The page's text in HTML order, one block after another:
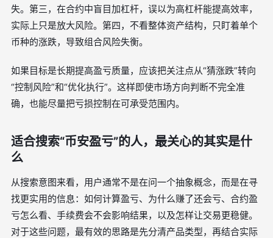
失。第三，在合约中盲目加杠杆，误以为高杠杆能提高效率，
实际上只是放大风险。第四，不看整体资产结构，只盯着单个
币种的涨跌，导致组合风险失衡。
如果目标是长期提高盈亏质量，应该把关注点从“猜涨跌”转向
“控制风险”和“优化执行”。这样即使市场方向判断不完全准
确，也能尽量把亏损控制在可承受范围内。
适合搜索“币安盈亏”的人，最关心的其实是什
么
从搜索意图来看，用户通常不是在问一个抽象概念，而是在寻
找更实用的信息：如何计算盈亏、为什么赚了还会亏、合约盈
亏怎么看、手续费会不会影响结果，以及怎样让交易更稳健。
对于这些问题，最有效的思路是先分清产品类型，再结合实际